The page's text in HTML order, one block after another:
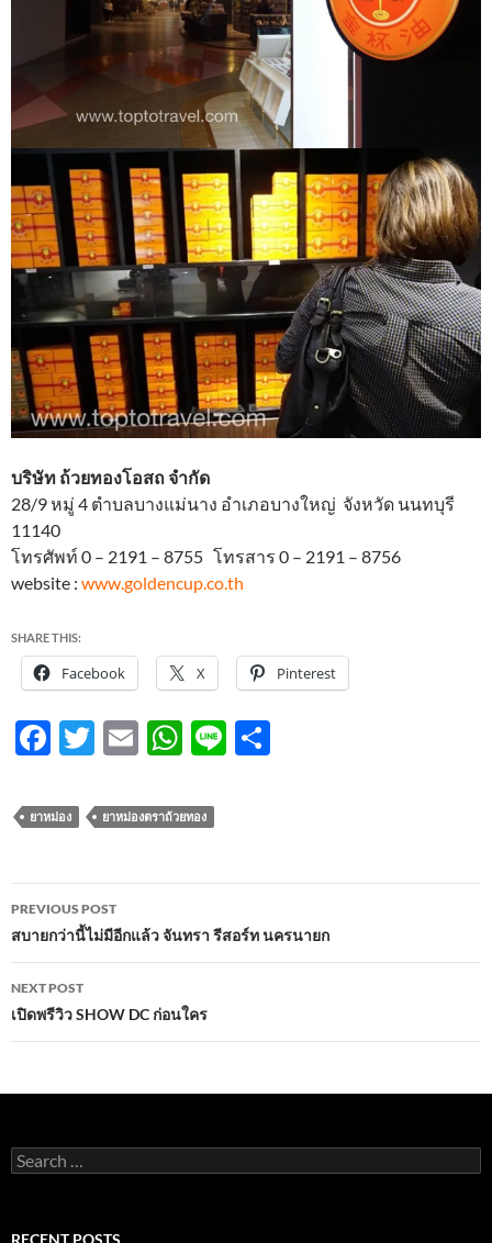
บริษัท ถ้วยทองโอสถ จำกัด
28/9 หมู่ 4 ตำบลบางแม่นาง อำเภอบางใหญ่ จังหวัด นนทบุรี
11140
โทรศัพท์ 0 – 2191 – 8755 โทรสาร 0 – 2191 – 8756
website : www.goldencup.co.th
SHARE THIS:
Facebook X Pinterest
F
e
o
o
k
T
itt
E
ail
W
at
A
p
Li
ยาหม่อง ยาหม่องตราถ้วยทอง
Post
navigation
PREVIOUS POST
สบายกว่านี้ไม่มีอีกแล้ว จันทรา รีสอร์ท นครนายก
NEXT POST
เปิดพรีวิว SHOW DC ก่อนใคร
Search
for: